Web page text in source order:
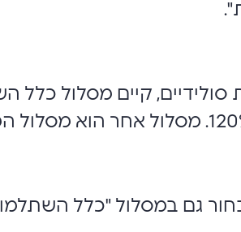
סולידיים, קיים מסלול כלל
גם במסלול "כלל